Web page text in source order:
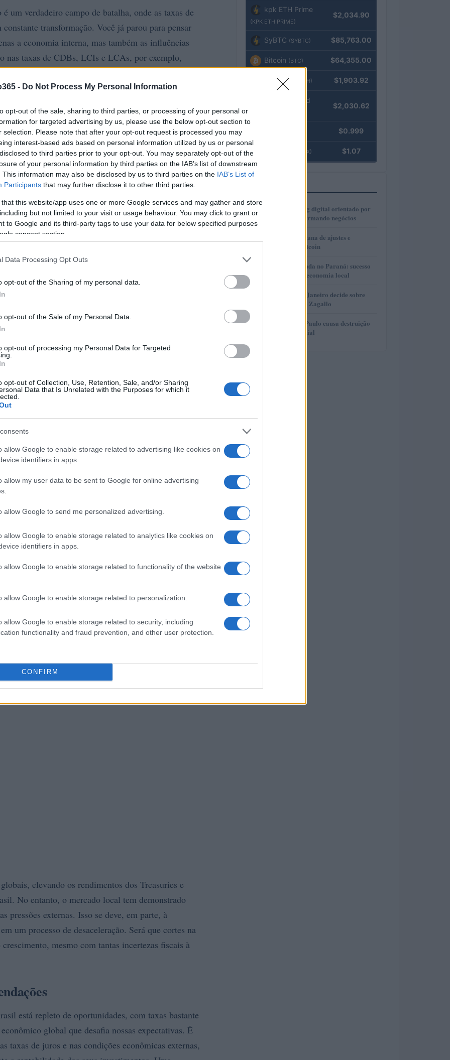
- Do Not Process My Personal Information
opt-out of the sale, sharing to third parties, or processing of your personal or
for targeted advertising by us, please use the below opt-out section to
selection. Please note that after your opt-out request is processed you may
interest-based ads based on personal information utilized by us or personal
to third parties prior to your opt-out. You may separately opt-out of the
of your personal information by third parties on the IAB’s list of downstream
This information may also be disclosed by us to third parties on the IAB’s List of
Participants that may further disclose it to other third parties.
that this website/app uses one or more Google services and may gather and store
but not limited to your visit or usage behaviour. You may click to grant or
to Google and its third-party tags to use your data for below specified purposes
consent section.
Data Processing Opt Outs
opt-out of the Sharing of my personal data.
opt-out of the Sale of my Personal Data.
opt-out of processing my Personal Data for Targeted
opt-out of Collection, Use, Retention, Sale, and/or Sharing
Data that Is Unrelated with the Purposes for which it
allow Google to enable storage related to advertising like cookies on
identifiers in apps.
allow my user data to be sent to Google for online advertising
allow Google to send me personalized advertising.
allow Google to enable storage related to analytics like cookies on
identifiers in apps.
allow Google to enable storage related to functionality of the website
allow Google to enable storage related to personalization.
allow Google to enable storage related to security, including
functionality and fraud prevention, and other user protection.
CONFIRM
um verdadeiro campo de batalha, onde as taxas de
transformação. Você já parou para pensar
a economia interna, mas também as influências
nas taxas de CDBs, LCIs e LCAs, por exemplo,
deseja investir, especialmente em tempos de
prefixadas e os títulos de inflação, é
encaixar-se no seu portfólio de investimentos.
análise detalhada
Bancário (CDBs), as taxas prefixadas estão
essa oportunidade? Além disso, os títulos
de atéIPCA + 9,550%, enquanto os pós-
é um sinal claro da competitividade do
cenário econômico desafiador.
As Letras de Crédito do Agronegócio (LCAs) e as
apresentando taxas bastante interessantes, com
até 12,500% . A rentabilidade desses títulos, que
forma de se proteger contra a perda de poder
elevada. Portanto, a escolha entre esses produtos
perfil de investidor e das suas expectativas de
internacionais
aqueles relacionados à inflação nos Estados
de juros aqui no Brasil. Recentemente, a inflação ao
um alerta sobre a capacidade do Federal
isso pode impactar diretamente nossas taxas de
de cortes mais agressivos nas taxas de juros
elevando os rendimentos dos Treasuries e
No entanto, o mercado local tem demonstrado
pressões externas. Isso se deve, em parte, à
um processo de desaceleração. Será que cortes na
mesmo com tantas incertezas fiscais à
está repleto de oportunidades, com taxas bastante
global que desafia nossas expectativas. É
taxas de juros e nas condições econômicas externas,
kpk ETH Prime
(KPK ETH PRIME)
$2,034.90
SyBTC (SYBTC) $85,763.00
Bitcoin (BTC) $64,355.00
Ethereum (ETH) $1,903.92
kpk ETH Yield
$2,030.62
$0.999
(USDEX) $1.07
1
Como o marketing digital orientado por
dados está transformando negócios
2
Real e cripto: semana de ajustes e
dominância de Bitcoin
3
Turismo de Lavanda no Paraná: sucesso
que movimenta a economia local
Justiça do Rio de Janeiro decide sobre
divisão de bens de Zagallo
5
Incêndio em São Paulo causa destruição
em centro comercial